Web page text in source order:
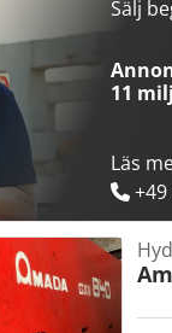
Sälj
11
Läs